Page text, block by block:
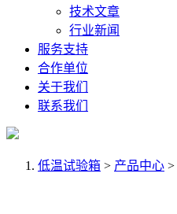
技术文章
行业新闻
服务支持
合作单位
关于我们
联系我们
低温试验箱 > 产品中心 >